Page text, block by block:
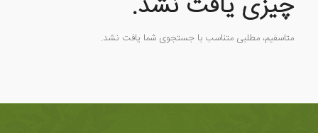
متاسفیم، مطلبی متناسب با جستجوی شما یافت نشد.